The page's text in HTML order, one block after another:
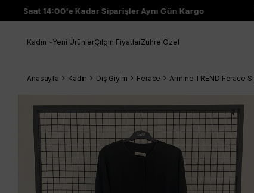
Saat 14:00'e Kadar Siparişler Aynı Gün Kargo
Kadın Yeni ÜrünlerÇılgın FiyatlarZuhre Özel
Anasayfa Kadın Dış Giyim Ferace Armine TREND Ferace